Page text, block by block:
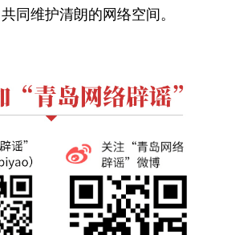
同维护清朗的网络空间。